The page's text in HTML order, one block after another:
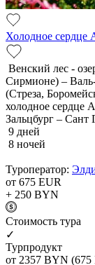
Холодное сердце
Венский лес -
Сирмионе) –
(Стреза,
холодное сердце
Зальцбург – Сант
9 дней
8 ночей
Туроператор:
от 675 EUR
+ 250 BYN
Cтоимость тура
✓
Турпродукт
от 2357 BYN (675